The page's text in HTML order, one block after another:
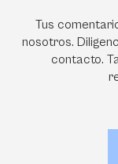
Tus
nosotros.
contacto.